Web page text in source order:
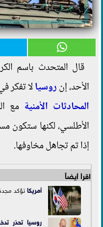
قال المتحدث باسم
الأحد، إنروسيالا تفكر
المحادثات الأمنية مع
الأطلسي، لكنها ستكون
إذا تم تجاهل مخاوفها.
اقرأ أيضاً
أمريكاتؤكد
روسيا تحذر